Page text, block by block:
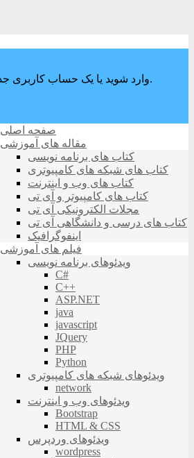
وارد شوید یا یک حساب کاربری جدید ایجاد کنید.
صفحه اصلی
مقاله های آموزشی
کتاب های برنامه نویسی
کتاب های شبکه های کامپیوتری
کتاب های وب و اینترنت
کتاب های کامپیوتر و آی تی
مجلات الکترونیکی آی تی
کتاب های درسی و دانشگاهی آی تی
اینفوگرافیک
فیلم های آموزشی
ویدئوهای برنامه نویسی
C#
C++
ASP.NET
java
javascript
JQuery
PHP
Python
ویدئوهای شبکه های کامپیوتری
network
ویدئوهای وب و اینترنت
Bootstrap
HTML & CSS
ویدئوهای وردپرس
wordpress